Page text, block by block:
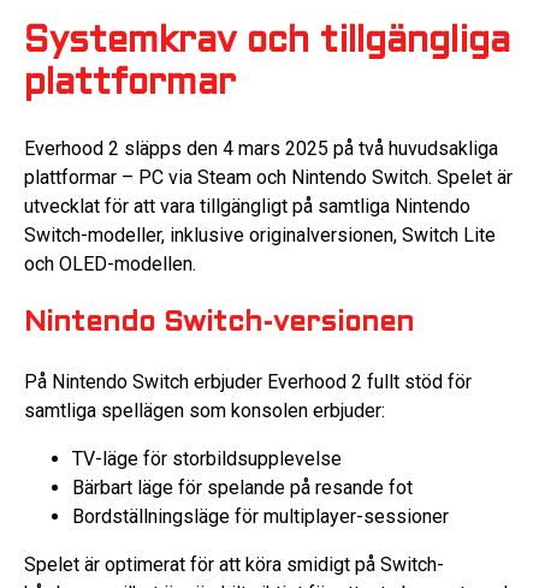
Systemkrav och tillgängliga
plattformar
Everhood 2 släpps den 4 mars 2025 på två huvudsakliga
plattformar – PC via Steam och Nintendo Switch. Spelet är
utvecklat för att vara tillgängligt på samtliga Nintendo
Switch-modeller, inklusive originalversionen, Switch Lite
och OLED-modellen.
Nintendo Switch-versionen
På Nintendo Switch erbjuder Everhood 2 fullt stöd för
samtliga spellägen som konsolen erbjuder:
TV-läge för storbildsupplevelse
Bärbart läge för spelande på resande fot
Bordställningsläge för multiplayer-sessioner
Spelet är optimerat för att köra smidigt på Switch-